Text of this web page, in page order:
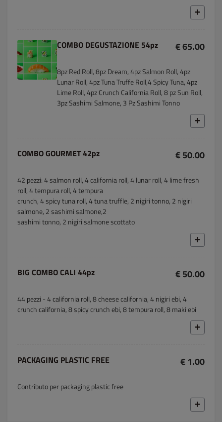
COMBO DEGUSTAZIONE 54pz € 65.00
8pz Red Roll, 8pz Dream, 4pz Salmon Roll, 4pz
Lunar Roll, 4pz Tuna Truffe Roll,4 Spicy Tuna, 4pz
Lime Roll, 4pz Crunch California Roll, 8 pz Sun Roll,
3pz Sashimi Salmone, 3 Pz Sashimi Tonno
COMBO GOURMET 42pz € 50.00
42 pezzi: 4 salmon roll, 4 california roll, 4 lunar roll, 4 lime fresh
roll, 4 tempura roll, 4 tempura
crunch, 4 spicy tuna roll, 4 tuna truffle, 2 nigiri tonno, 2 nigiri
salmone, 2 sashimi salmone,2
sashimi tonno, 2 nigiri salmone scottato
BIG COMBO CALI 44pz € 50.00
44 pezzi - 4 california roll, 8 cheese california, 4 nigiri ebi, 4
crunch california, 8 spicy crunch ebi, 8 tempura roll, 8 maki ebi
PACKAGING PLASTIC FREE € 1.00
Contributo per packaging plastic free